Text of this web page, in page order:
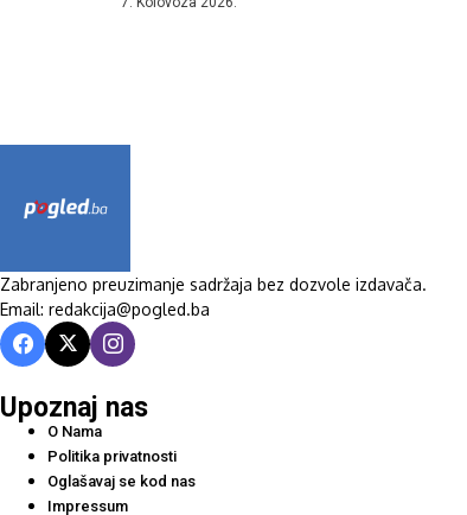
Zabranjeno preuzimanje sadržaja bez dozvole izdavača.
Email: redakcija@pogled.ba
Upoznaj nas
O Nama
Politika privatnosti
Oglašavaj se kod nas
Impressum